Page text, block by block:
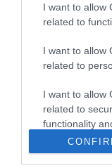
I want to allow
related to
I want to allow
related to
I want to allow
related to
functionality
user protection.
Εορτολόγιο 8-
γιορτάζουν
Πολλά
08/08/2026 08:25
Πρεμιέρα
Πορτογαλία
Γερμανίας με
το ΠΑΜΕ
07/08/2026 16:41